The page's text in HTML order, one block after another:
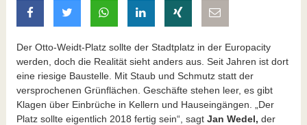
auf Facebook teilen
auf Twitter teilenmit Whatsapp teilen
auf LinkedIn teilen
auf Xing teilen
Der Otto-Weidt-Platz sollte der Stadtplatz in der Europacity
werden, doch die Realität sieht anders aus. Seit Jahren ist dort
eine riesige Baustelle. Mit Staub und Schmutz statt der
versprochenen Grünflächen. Geschäfte stehen leer, es gibt
Klagen über Einbrüche in Kellern und Hauseingängen. „Der
Platz sollte eigentlich 2018 fertig sein“, sagt Jan Wedel, der